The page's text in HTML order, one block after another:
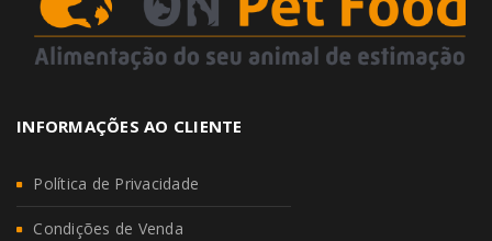
INFORMAÇÕES AO CLIENTE
Política de Privacidade
Condições de Venda